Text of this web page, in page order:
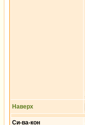
Наверх
Си-ва-кон